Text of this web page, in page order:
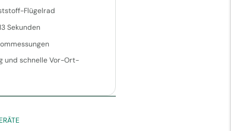
Flügelrad
Sekunden
und schnelle Vor-Ort-